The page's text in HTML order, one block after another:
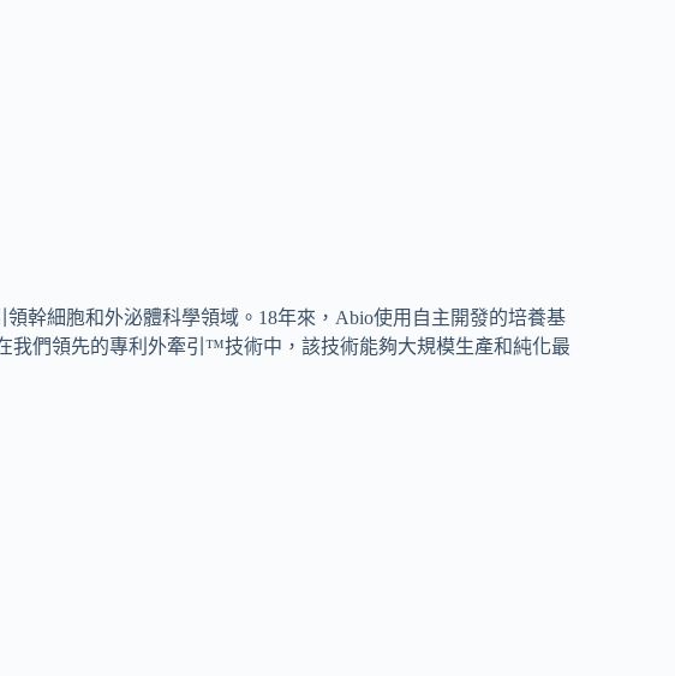
領幹細胞和外泌體科學領域。18年來，Abio使用自主開發的培養基
我們領先的專利外牽引™技術中，該技術能夠大規模生產和純化最